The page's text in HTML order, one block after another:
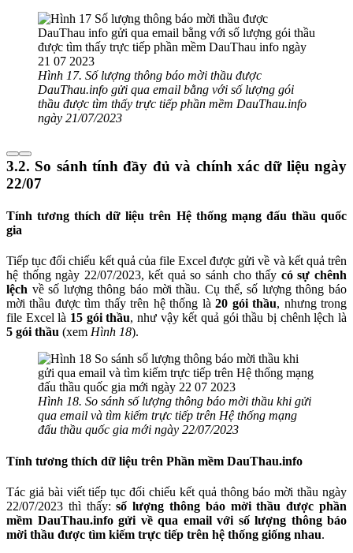
Hình 17. Số lượng thông báo mời thầu được
DauThau.info gửi qua email bằng với số lượng gói
thầu được tìm thấy trực tiếp phần mềm DauThau.info
ngày 21/07/2023
3.2. So sánh tính đầy đủ và chính xác dữ liệu ngày
22/07
Tính tương thích dữ liệu trên Hệ thống mạng đấu thầu quốc
gia
Tiếp tục đối chiếu kết quả của file Excel được gửi về và kết quả trên
hệ thống ngày 22/07/2023, kết quả so sánh cho thấy có sự chênh
lệch về số lượng thông báo mời thầu. Cụ thể, số lượng thông báo
mời thầu được tìm thấy trên hệ thống là 20 gói thầu, nhưng trong
file Excel là 15 gói thầu, như vậy kết quả gói thầu bị chênh lệch là
5 gói thầu (xem Hình 18).
Hình 18. So sánh số lượng thông báo mời thầu khi gửi
qua email và tìm kiếm trực tiếp trên Hệ thống mạng
đấu thầu quốc gia mới ngày 22/07/2023
Tính tương thích dữ liệu trên Phần mềm DauThau.info
Tác giả bài viết tiếp tục đối chiếu kết quả thông báo mời thầu ngày
22/07/2023 thì thấy:số lượng thông báo mời thầu được phần
mềm DauThau.info gửi về qua email với số lượng thông báo
mời thầu được tìm kiếm trực tiếp trên hệ thống giống nhau.